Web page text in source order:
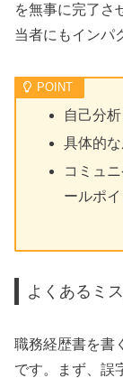
を無事に完了さ
当者にもインパ
自己分
具体的
コミュ
ールポ
よくあるミ
職務経歴書を書
です。まず、誤